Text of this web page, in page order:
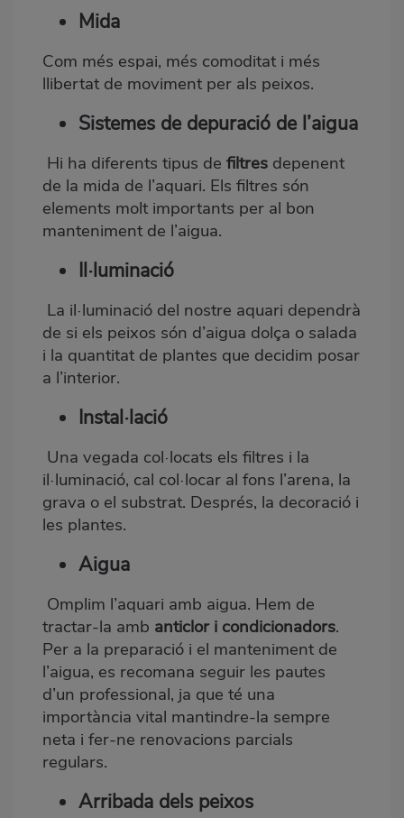
Mida
Com més espai, més comoditat i més
llibertat de moviment per als peixos.
Sistemes de depuració de l’aigua
Hi ha diferents tipus de filtres depenent
de la mida de l’aquari. Els filtres són
elements molt importants per al bon
manteniment de l’aigua.
Il·luminació
La il·luminació del nostre aquari dependrà
de si els peixos són d’aigua dolça o salada
i la quantitat de plantes que decidim posar
a l’interior.
Instal·lació
Una vegada col·locats els filtres i la
il·luminació, cal col·locar al fons l’arena, la
grava o el substrat. Després, la decoració i
les plantes.
Aigua
Omplim l’aquari amb aigua. Hem de
tractar-la amb anticlor i condicionadors.
Per a la preparació i el manteniment de
l’aigua, es recomana seguir les pautes
d’un professional, ja que té una
importància vital mantindre-la sempre
neta i fer-ne renovacions parcials
regulars.
Arribada dels peixos